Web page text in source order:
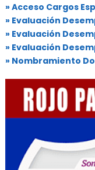
» Acceso Cargos
» Evaluación
» Evaluación
» Evaluación
» Nombramiento